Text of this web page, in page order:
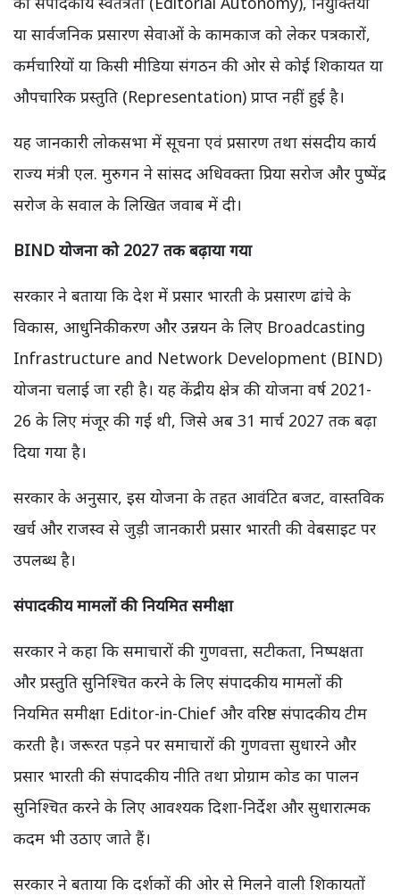
या सार्वजनिक प्रसारण सेवाओं के कामकाज को लेकर पत्रकारों,
कर्मचारियों या किसी मीडिया संगठन की ओर से कोई शिकायत या
औपचारिक प्रस्तुति (Representation) प्राप्त नहीं हुई है।
यह जानकारी लोकसभा में सूचना एवं प्रसारण तथा संसदीय कार्य
राज्य मंत्री एल. मुरुगन ने सांसद अधिवक्ता प्रिया सरोज और पुष्पेंद्र
सरोज के सवाल के लिखित जवाब में दी।
BIND योजना को 2027 तक बढ़ाया गया
सरकार ने बताया कि देश में प्रसार भारती के प्रसारण ढांचे के
विकास, आधुनिकीकरण और उन्नयन के लिए Broadcasting
Infrastructure and Network Development (BIND)
योजना चलाई जा रही है। यह केंद्रीय क्षेत्र की योजना वर्ष 2021-
26 के लिए मंजूर की गई थी, जिसे अब 31 मार्च 2027 तक बढ़ा
दिया गया है।
सरकार के अनुसार, इस योजना के तहत आवंटित बजट, वास्तविक
खर्च और राजस्व से जुड़ी जानकारी प्रसार भारती की वेबसाइट पर
उपलब्ध है।
संपादकीय मामलों की नियमित समीक्षा
सरकार ने कहा कि समाचारों की गुणवत्ता, सटीकता, निष्पक्षता
और प्रस्तुति सुनिश्चित करने के लिए संपादकीय मामलों की
नियमित समीक्षा Editor-in-Chief और वरिष्ठ संपादकीय टीम
करती है। जरूरत पड़ने पर समाचारों की गुणवत्ता सुधारने और
प्रसार भारती की संपादकीय नीति तथा प्रोग्राम कोड का पालन
सुनिश्चित करने के लिए आवश्यक दिशा-निर्देश और सुधारात्मक
कदम भी उठाए जाते हैं।
सरकार ने बताया कि दर्शकों की ओर से मिलने वाली शिकायतों